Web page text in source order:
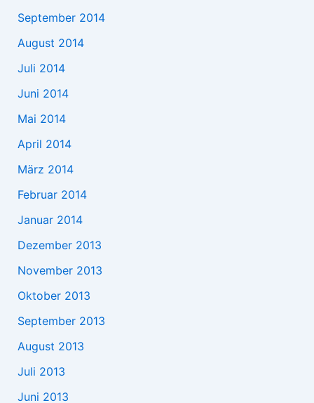
September 2014
August 2014
Juli 2014
Juni 2014
Mai 2014
April 2014
März 2014
Februar 2014
Januar 2014
Dezember 2013
November 2013
Oktober 2013
September 2013
August 2013
Juli 2013
Juni 2013